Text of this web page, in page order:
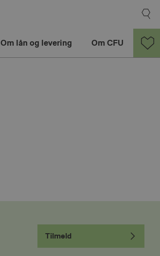
Om lån og levering Om CFU
Tilmeld